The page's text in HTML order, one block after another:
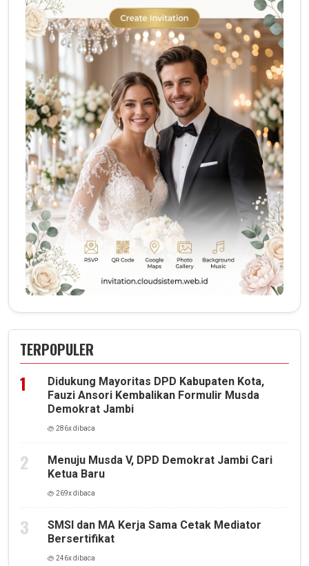
TERPOPULER
Didukung Mayoritas DPD Kabupaten Kota,
Fauzi Ansori Kembalikan Formulir Musda
Demokrat Jambi
286x dibaca
Menuju Musda V, DPD Demokrat Jambi Cari
Ketua Baru
269x dibaca
SMSI dan MA Kerja Sama Cetak Mediator
Bersertifikat
246x dibaca